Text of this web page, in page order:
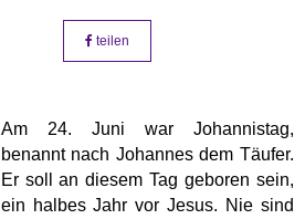
teilen
Am 24. Juni war Johannistag,
benannt nach Johannes dem Täufer.
Er soll an diesem Tag geboren sein,
ein halbes Jahr vor Jesus. Nie sind